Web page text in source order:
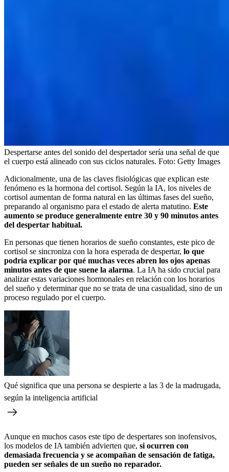
Despertarse antes del sonido del despertador sería una señal de que
el cuerpo está alineado con sus ciclos naturales. Foto: Getty Images
Adicionalmente, una de las claves fisiológicas que explican este
fenómeno es la hormona del cortisol. Según la IA, los niveles de
cortisol aumentan de forma natural en las últimas fases del sueño,
preparando al organismo para el estado de alerta matutino. Este
aumento se produce generalmente entre 30 y 90 minutos antes
del despertar habitual.
En personas que tienen horarios de sueño constantes, este pico de
cortisol se sincroniza con la hora esperada de despertar, lo que
podría explicar por qué muchas veces abren los ojos apenas
minutos antes de que suene la alarma. La IA ha sido crucial para
analizar estas variaciones hormonales en relación con los horarios
del sueño y determinar que no se trata de una casualidad, sino de un
proceso regulado por el cuerpo.
Qué significa que una persona se despierte a las 3 de la madrugada,
según la inteligencia artificial
Aunque en muchos casos este tipo de despertares son inofensivos,
los modelos de IA también advierten que, si ocurren con
demasiada frecuencia y se acompañan de sensación de fatiga,
pueden ser señales de un sueño no reparador.